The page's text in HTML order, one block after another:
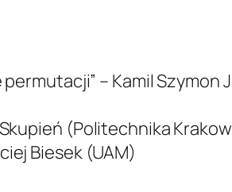
– Kamil
(Politechnika
Biesek (UAM)